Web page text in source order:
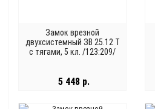
Замок врезной
двухсистемный ЗВ 25.12 Т
с тягами, 5 кл. /123:209/
5 448 р.